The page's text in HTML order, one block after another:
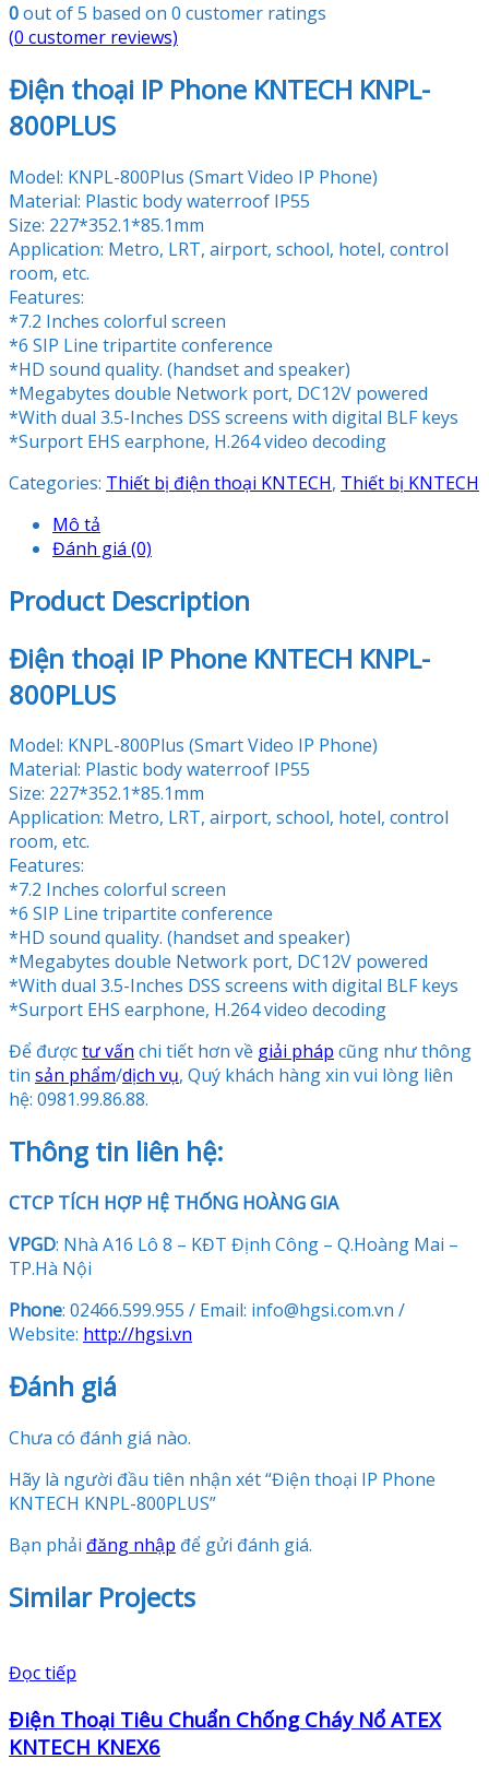
0out of5 based on 0 customer ratings
(0 customer reviews)
Điện thoại IP Phone KNTECH KNPL-
800PLUS
Model: KNPL-800Plus (Smart Video IP Phone)
Material: Plastic body waterroof IP55
Size: 227*352.1*85.1mm
Application: Metro, LRT, airport, school, hotel, control
room, etc.
Features:
*7.2 Inches colorful screen
*6 SIP Line tripartite conference
*HD sound quality. (handset and speaker)
*Megabytes double Network port, DC12V powered
*With dual 3.5-Inches DSS screens with digital BLF keys
*Surport EHS earphone, H.264 video decoding
Categories: Thiết bị điện thoại KNTECH, Thiết bị KNTECH
Mô tả
Đánh giá (0)
Product Description
Điện thoại IP Phone KNTECH KNPL-
800PLUS
Model: KNPL-800Plus (Smart Video IP Phone)
Material: Plastic body waterroof IP55
Size: 227*352.1*85.1mm
Application: Metro, LRT, airport, school, hotel, control
room, etc.
Features:
*7.2 Inches colorful screen
*6 SIP Line tripartite conference
*HD sound quality. (handset and speaker)
*Megabytes double Network port, DC12V powered
*With dual 3.5-Inches DSS screens with digital BLF keys
*Surport EHS earphone, H.264 video decoding
Để đượctư vấn chi tiết hơn về giải pháp cũng như thông
tin sản phẩm/dịch vụ, Quý khách hàng xin vui lòng liên
hệ: 0981.99.86.88.
Thông tin liên hệ:
CTCP TÍCH HỢP HỆ THỐNG HOÀNG GIA
VPGD: Nhà A16 Lô 8 – KĐT Định Công – Q.Hoàng Mai –
TP.Hà Nội
Phone: 02466.599.955 / Email: info@hgsi.com.vn /
Website: http://hgsi.vn
Đánh giá
Chưa có đánh giá nào.
Hãy là người đầu tiên nhận xét “Điện thoại IP Phone
KNTECH KNPL-800PLUS”
Bạn phải đăng nhập để gửi đánh giá.
Similar Projects
Đọc tiếp
Điện Thoại Tiêu Chuẩn Chống Cháy Nổ ATEX
KNTECH KNEX6